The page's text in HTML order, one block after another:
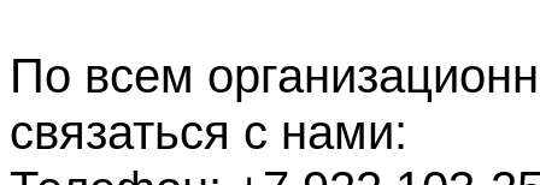
По всем
связаться с нами: